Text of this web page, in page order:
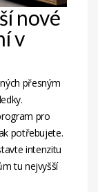
nové
v
přesným
pro
potřebujete.
intenzitu
tu nejvyšší